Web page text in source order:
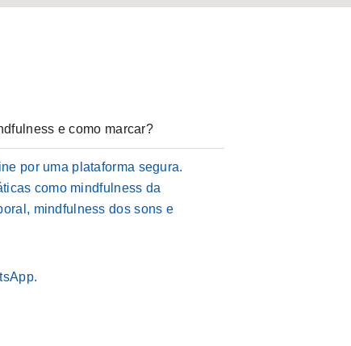
e como marcar?
por uma plataforma segura.
como mindfulness da
mindfulness dos sons e